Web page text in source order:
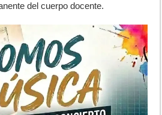
del cuerpo docente.